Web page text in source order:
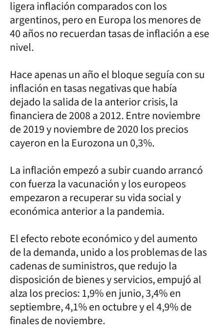
ligera inflación comparados con los
argentinos, pero en Europa los menores de
40 años no recuerdan tasas de inflación a ese
nivel.
Hace apenas un año el bloque seguía con su
inflación en tasas negativas que había
dejado la salida de la anterior crisis, la
financiera de 2008 a 2012. Entre noviembre
de 2019 y noviembre de 2020 los precios
cayeron en la Eurozona un 0,3%.
La inflación empezó a subir cuando arrancó
con fuerza la vacunación y los europeos
empezaron a recuperar su vida social y
económica anterior a la pandemia.
El efecto rebote económico y del aumento
de la demanda, unido a los problemas de las
cadenas de suministros, que redujo la
disposición de bienes y servicios, empujó al
alza los precios: 1,9% en junio, 3,4% en
septiembre, 4,1% en octubre y el 4,9% de
finales de noviembre.